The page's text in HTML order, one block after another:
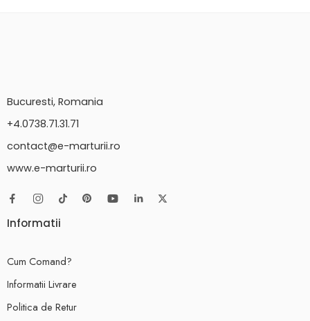
Bucuresti, Romania
+4.0738.71.31.71
contact@e-marturii.ro
www.e-marturii.ro
Informatii
Cum Comand?
Informatii Livrare
Politica de Retur